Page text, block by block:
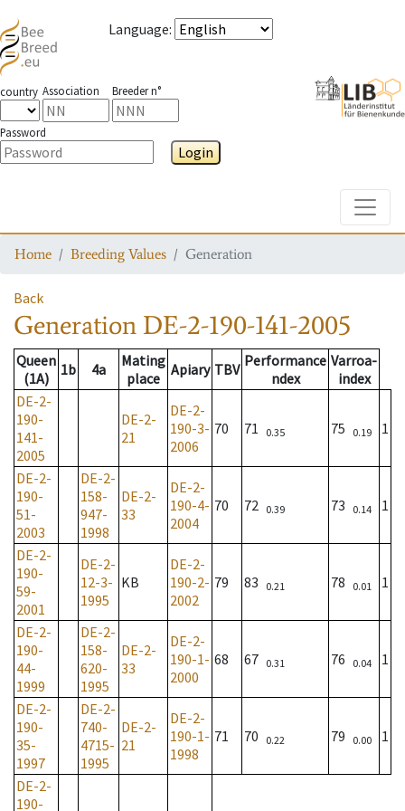
Language:
country Association Breeder n°
Password
Login
Home Breeding Values Generation
Back
Generation DE-2-190-141-2005
Queen
(1A)
1b 4a
Mating
place Apiary TBV Performance
ndex
Varroa-
index
DE-2-
190-
141-
2005
DE-2-
21
DE-2-
190-3-
2006
70 71 0.35 75 0.19 1
DE-2-
190-
51-
2003
DE-2-
158-
947-
1998
DE-2-
33
DE-2-
190-4-
2004
70 72 0.39 73 0.14 1
DE-2-
190-
59-
2001
DE-2-
12-3-
1995
KB
DE-2-
190-2-
2002
79 83 0.21 78 0.01 1
DE-2-
190-
44-
1999
DE-2-
158-
620-
1995
DE-2-
33
DE-2-
190-1-
2000
68 67 0.31 76 0.04 1
DE-2-
190-
35-
1997
DE-2-
740-
4715-
1995
DE-2-
21
DE-2-
190-1-
1998
71 70 0.22 79 0.00 1
DE-2-
190-